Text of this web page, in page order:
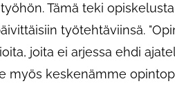
Tämä teki
työtehtäviinsä.
joita ei arjessa ehdi
myös keskenämme